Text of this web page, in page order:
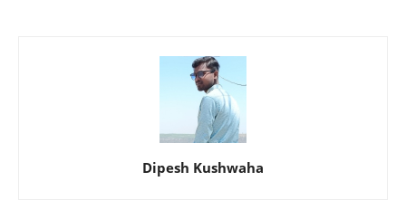
Dipesh Kushwaha